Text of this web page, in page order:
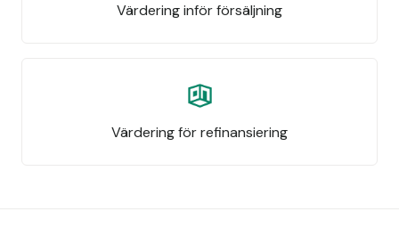
Värdering inför försäljning
Värdering för refinansiering